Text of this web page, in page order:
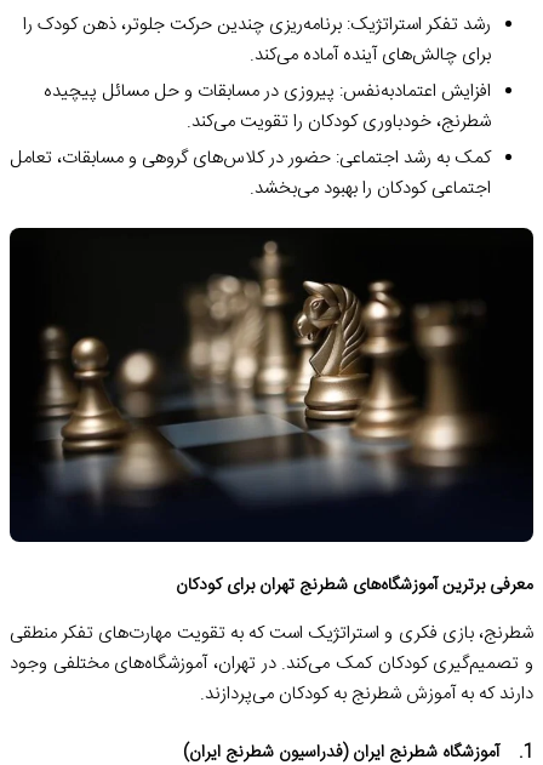
رشد تفکر استراتژیک: برنامه‌ریزی چندین حرکت جلوتر، ذهن کودک را
برای چالش‌های آینده آماده می‌کند.
افزایش اعتمادبه‌نفس: پیروزی در مسابقات و حل مسائل پیچیده
شطرنج، خودباوری کودکان را تقویت می‌کند.
کمک به رشد اجتماعی: حضور در کلاس‌های گروهی و مسابقات، تعامل
اجتماعی کودکان را بهبود می‌بخشد.
معرفی برترین آموزشگاه‌های شطرنج تهران برای کودکان
شطرنج، بازی فکری و استراتژیک است که به تقویت مهارت‌های تفکر منطقی
و تصمیم‌گیری کودکان کمک می‌کند. در تهران، آموزشگاه‌های مختلفی وجود
دارند که به آموزش شطرنج به کودکان می‌پردازند.
1. آموزشگاه شطرنج ایران (فدراسیون شطرنج ایران)